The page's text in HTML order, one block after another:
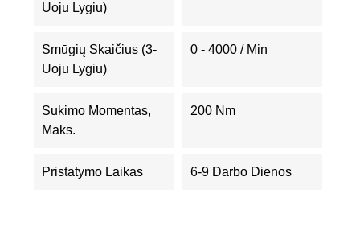
Uoju Lygiu)
Smūgių Skaičius (3-
Uoju Lygiu)
0 - 4000 / Min
Sukimo Momentas,
Maks.
200 Nm
Pristatymo Laikas 6-9 Darbo Dienos